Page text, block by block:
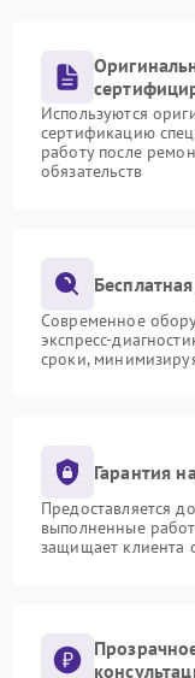
Используются
сертификацию
работу после
обязательств
Современное
экспресс-
сроки,
Гарантия
Предоставляется
выполненные
защищает клиента